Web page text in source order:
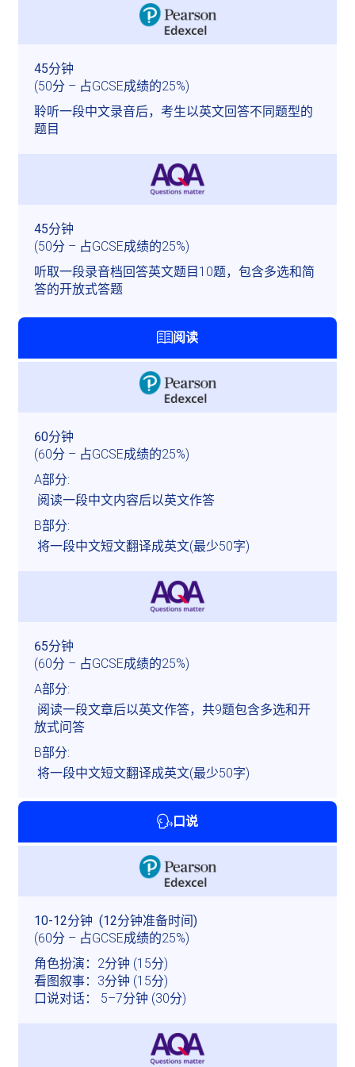
(50分 – 占GCSE成绩的25%)
聆听一段中文录音后，考生以英文回答不同题型的
题目
(50分 – 占GCSE成绩的25%)
听取一段录音档回答英文题目10题，包含多选和简
答的开放式答题
阅读
(60分 – 占GCSE成绩的25%)
A部分:
阅读一段中文内容后以英文作答
B部分:
将一段中文短文翻译成英文(最少50字)
(60分 – 占GCSE成绩的25%)
A部分:
放式问答
B部分:
将一段中文短文翻译成英文(最少50字)
口说
(60分 – 占GCSE成绩的25%)
角色扮演：2分钟 (15分)
看图叙事：3分钟 (15分)
口说对话： 5–7分钟 (30分)